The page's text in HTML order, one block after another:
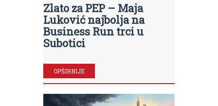
Zlato za PEP – Maja
Luković najbolja na
Business Run trci u
Subotici
OPŠIRNIJE